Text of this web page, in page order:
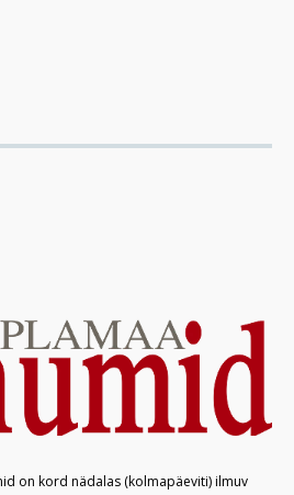
on kord nädalas (kolmapäeviti) ilmuv